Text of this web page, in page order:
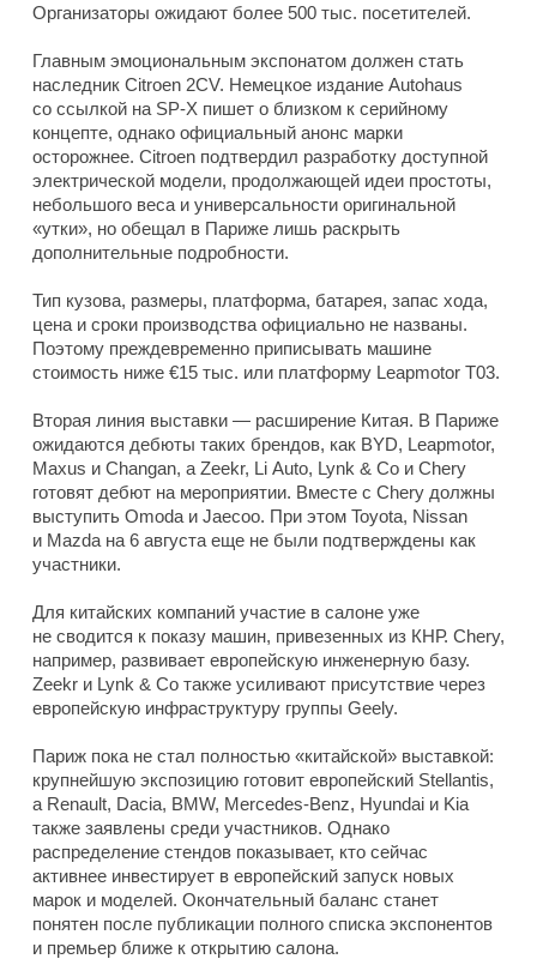
Организаторы ожидают более 500 тыс. посетителей.
Главным эмоциональным экспонатом должен стать
наследник Citroen 2CV. Немецкое издание Autohaus
со ссылкой на SP-X пишет о близком к серийному
концепте, однако официальный анонс марки
осторожнее. Citroen подтвердил разработку доступной
электрической модели, продолжающей идеи простоты,
небольшого веса и универсальности оригинальной
«утки», но обещал в Париже лишь раскрыть
дополнительные подробности.
Тип кузова, размеры, платформа, батарея, запас хода,
цена и сроки производства официально не названы.
Поэтому преждевременно приписывать машине
стоимость ниже €15 тыс. или платформу Leapmotor T03.
Вторая линия выставки — расширение Китая. В Париже
ожидаются дебюты таких брендов, как BYD, Leapmotor,
Maxus и Changan, а Zeekr, Li Auto, Lynk & Co и Chery
готовят дебют на мероприятии. Вместе с Chery должны
выступить Omoda и Jaecoo. При этом Toyota, Nissan
и Mazda на 6 августа еще не были подтверждены как
участники.
Для китайских компаний участие в салоне уже
не сводится к показу машин, привезенных из КНР. Chery,
например, развивает европейскую инженерную базу.
Zeekr и Lynk & Co также усиливают присутствие через
европейскую инфраструктуру группы Geely.
Париж пока не стал полностью «китайской» выставкой:
крупнейшую экспозицию готовит европейский Stellantis,
а Renault, Dacia, BMW, Mercedes-Benz, Hyundai и Kia
также заявлены среди участников. Однако
распределение стендов показывает, кто сейчас
активнее инвестирует в европейский запуск новых
марок и моделей. Окончательный баланс станет
понятен после публикации полного списка экспонентов
и премьер ближе к открытию салона.